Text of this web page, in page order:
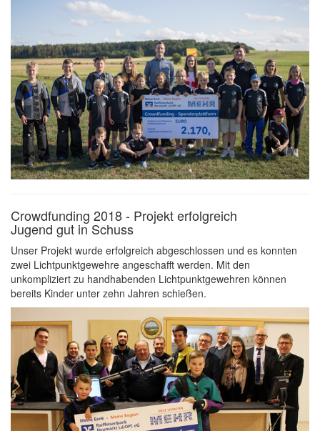
Crowdfunding 2018 - Projekt erfolgreich
Jugend gut in Schuss
Unser Projekt wurde erfolgreich abgeschlossen und es konnten
zwei Lichtpunktgewehre angeschafft werden. Mit den
unkompliziert zu handhabenden Lichtpunktgewehren können
bereits Kinder unter zehn Jahren schießen.